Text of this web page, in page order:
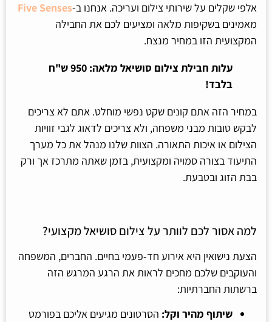
אלפי שקלים על שירותי צילום ועריכה. אנחנו ב-Five Senses
מאמינים בשקיפות מלאה ומציעים לכם את החבילה
המקצועית הזו במחיר מנצח.
עלות חבילת צילום סושיאל מלאה: 950 ש"ח
בלבד!
במחיר הזה אתם קונים שקט נפשי מוחלט. אתם לא צריכים
לבקש טובות מבני משפחה, ולא צריכים לדאוג לגבי זוויות
הצילום או איכות התאורה. הצוות שלנו מנהל את כל מערך
התיעוד בצורה סמויה ומקצועית, בזמן שאתה מתרכז אך ורק
בבת הזוג ובטבעת.
למה אסור לכם לוותר על צילום סושיאל מקצועי?
הצעת נישואין היא אירוע חד-פעמי בחיים. החברים, המשפחה
והעוקבים שלכם מחכים לראות את הרגע המרגש הזה
ברשתות החברתיות:
שיתוף מהיר וקל: הסרטונים מגיעים אליכם בפורמט